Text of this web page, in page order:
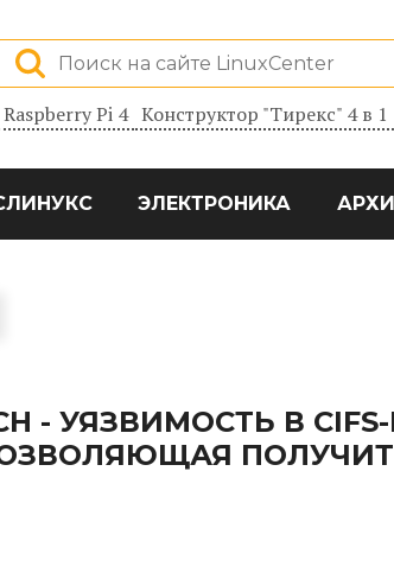
Raspberry Pi 4 Конструктор "Тирекс" 4 в 1
ЭЛЕКТРОНИКА
- УЯЗВИМОСТЬ В